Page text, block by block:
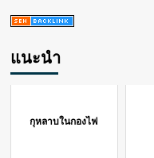
แนะนำ
กุหลาบในกองไฟ